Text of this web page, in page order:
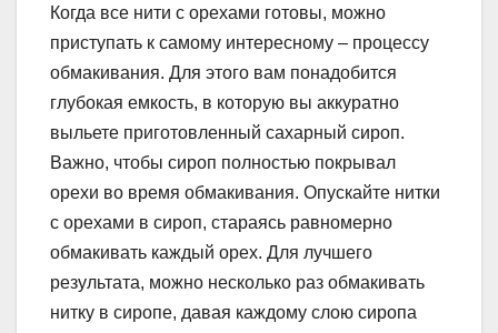
Когда все нити с орехами готовы, можно
приступать к самому интересному – процессу
обмакивания. Для этого вам понадобится
глубокая емкость, в которую вы аккуратно
выльете приготовленный сахарный сироп.
Важно, чтобы сироп полностью покрывал
орехи во время обмакивания. Опускайте нитки
с орехами в сироп, стараясь равномерно
обмакивать каждый орех. Для лучшего
результата, можно несколько раз обмакивать
нитку в сиропе, давая каждому слою сиропа